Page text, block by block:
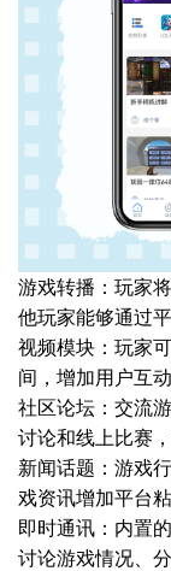
游戏转播：玩家
他玩家能够通过
视频模块：玩家
间，增加用户互
社区论坛：交流
讨论和线上比赛
新闻话题：游戏
戏资讯增加平台
即时通讯：内置
讨论游戏情况、